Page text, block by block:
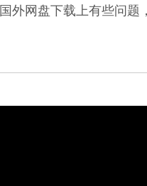
外网盘下载上有些问题